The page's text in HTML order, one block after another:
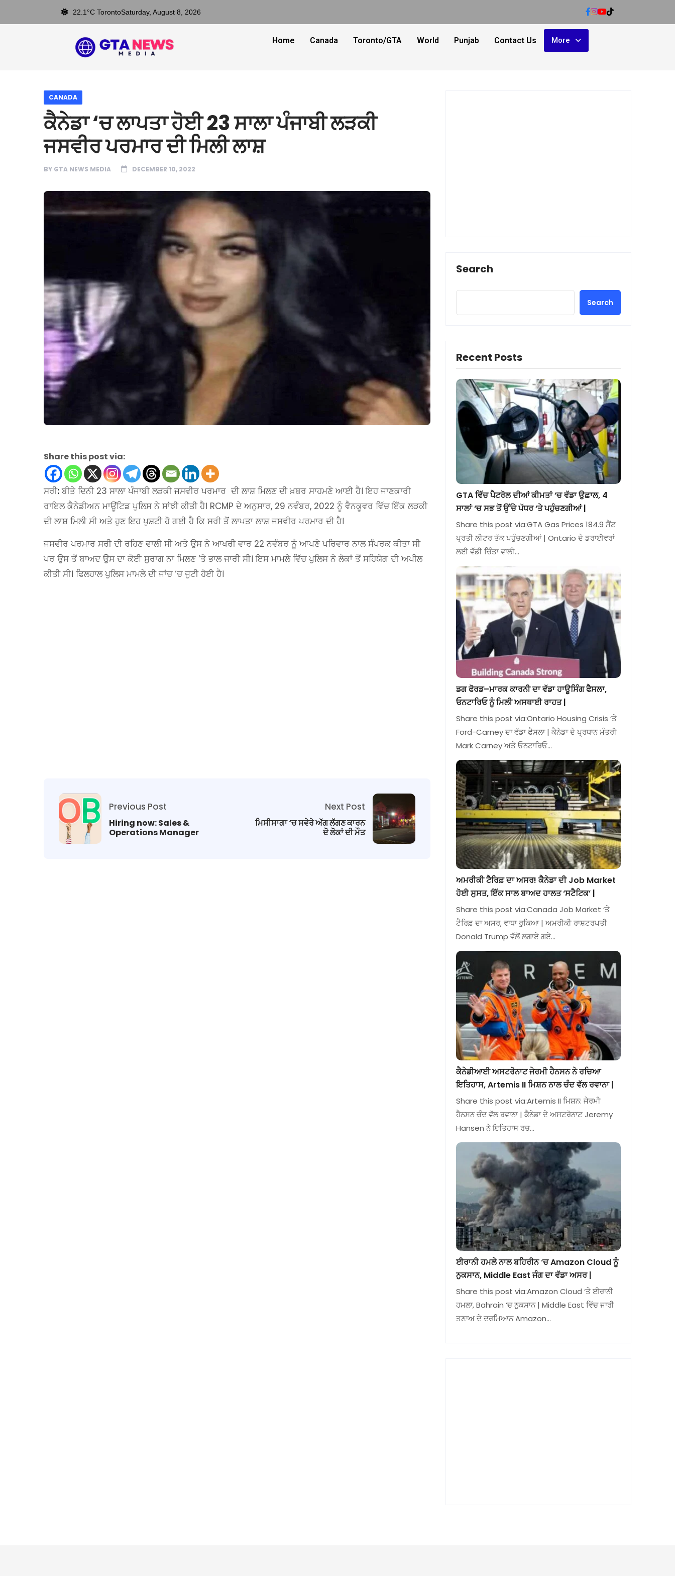
22.1°C TorontoSaturday, August 8, 2026
Home Canada Toronto/GTA World Punjab Contact Us More
CANADA
ਕੈਨੇਡਾ ‘ਚ ਲਾਪਤਾ ਹੋਈ 23 ਸਾਲਾ ਪੰਜਾਬੀ ਲੜਕੀ
ਜਸਵੀਰ ਪਰਮਾਰ ਦੀ ਮਿਲੀ ਲਾਸ਼
BY GTA NEWS MEDIA DECEMBER 10, 2022
Share this post via:
ਸਰੀ:ਬੀਤੇ ਦਿਨੀ 23 ਸਾਲਾ ਪੰਜਾਬੀ ਲੜਕੀ ਜਸਵੀਰ ਪਰਮਾਰ ਦੀ ਲਾਸ਼ ਮਿਲਣ ਦੀ ਖ਼ਬਰ ਸਾਹਮਣੇ ਆਈ ਹੈ। ਇਹ ਜਾਣਕਾਰੀ
ਰਾਇਲ ਕੈਨੇਡੀਅਨ ਮਾਊਂਟਿਡ ਪੁਲਿਸ ਨੇ ਸਾਂਝੀ ਕੀਤੀ ਹੈ। RCMP ਦੇ ਅਨੁਸਾਰ, 29 ਨਵੰਬਰ, 2022 ਨੂੰ ਵੈਨਕੂਵਰ ਵਿੱਚ ਇੱਕ ਲੜਕੀ
ਦੀ ਲਾਸ਼ ਮਿਲੀ ਸੀ ਅਤੇ ਹੁਣ ਇਹ ਪੁਸ਼ਟੀ ਹੋ ​​ਗਈ ਹੈ ਕਿ ਸਰੀ ਤੋਂ ਲਾਪਤਾ ਲਾਸ਼ ਜਸਵੀਰ ਪਰਮਾਰ ਦੀ ਹੈ।
ਜਸਵੀਰ ਪਰਮਾਰ ਸਰੀ ਦੀ ਰਹਿਣ ਵਾਲੀ ਸੀ ਅਤੇ ਉਸ ਨੇ ਆਖਰੀ ਵਾਰ 22 ਨਵੰਬਰ ਨੂੰ ਆਪਣੇ ਪਰਿਵਾਰ ਨਾਲ ਸੰਪਰਕ ਕੀਤਾ ਸੀ
ਪਰ ਉਸ ਤੋਂ ਬਾਅਦ ਉਸ ਦਾ ਕੋਈ ਸੁਰਾਗ ਨਾ ਮਿਲਣ ‘ਤੇ ਭਾਲ ਜਾਰੀ ਸੀ। ਇਸ ਮਾਮਲੇ ਵਿੱਚ ਪੁਲਿਸ ਨੇ ਲੋਕਾਂ ਤੋਂ ਸਹਿਯੋਗ ਦੀ ਅਪੀਲ
ਕੀਤੀ ਸੀ। ਫਿਲਹਾਲ ਪੁਲਿਸ ਮਾਮਲੇ ਦੀ ਜਾਂਚ ‘ਚ ਜੁਟੀ ਹੋਈ ਹੈ।
Previous Post
Hiring now: Sales &
Operations Manager
Next Post
ਮਿਸੀਸਾਗਾ ‘ਚ ਸਵੇਰੇ ਅੱਗ ਲੱਗਣ ਕਾਰਨ
ਦੋ ਲੋਕਾਂ ਦੀ ਮੌਤ
Search
Search
Recent Posts
GTA ਵਿੱਚ ਪੈਟਰੋਲ ਦੀਆਂ ਕੀਮਤਾਂ ‘ਚ ਵੱਡਾ ਉਛਾਲ, 4
ਸਾਲਾਂ ‘ਚ ਸਭ ਤੋਂ ਉੱਚੇ ਪੱਧਰ ‘ਤੇ ਪਹੁੰਚਣਗੀਆਂ |
Share this post via:GTA Gas Prices 184.9 ਸੈਂਟ
ਪ੍ਰਤੀ ਲੀਟਰ ਤੱਕ ਪਹੁੰਚਣਗੀਆਂ | Ontario ਦੇ ਡਰਾਈਵਰਾਂ
ਲਈ ਵੱਡੀ ਚਿੰਤਾ ਵਾਲੀ…
ਡਗ ਫੋਰਡ–ਮਾਰਕ ਕਾਰਨੀ ਦਾ ਵੱਡਾ ਹਾਊਸਿੰਗ ਫੈਸਲਾ,
ਓਨਟਾਰਿਓ ਨੂੰ ਮਿਲੀ ਅਸਥਾਈ ਰਾਹਤ |
Share this post via:Ontario Housing Crisis ‘ਤੇ
Ford-Carney ਦਾ ਵੱਡਾ ਫੈਸਲਾ | ਕੈਨੇਡਾ ਦੇ ਪ੍ਰਧਾਨ ਮੰਤਰੀ
Mark Carney ਅਤੇ ਓਨਟਾਰਿਓ…
ਅਮਰੀਕੀ ਟੈਰਿਫ਼ ਦਾ ਅਸਰ! ਕੈਨੇਡਾ ਦੀ Job Market
ਹੋਈ ਸੁਸਤ, ਇੱਕ ਸਾਲ ਬਾਅਦ ਹਾਲਤ ‘ਸਟੈਟਿਕ’ |
Share this post via:Canada Job Market ‘ਤੇ
ਟੈਰਿਫ਼ ਦਾ ਅਸਰ, ਵਾਧਾ ਰੁਕਿਆ | ਅਮਰੀਕੀ ਰਾਸ਼ਟਰਪਤੀ
Donald Trump ਵੱਲੋਂ ਲਗਾਏ ਗਏ…
ਕੈਨੇਡੀਆਈ ਅਸਟਰੋਨਾਟ ਜੇਰਮੀ ਹੈਨਸਨ ਨੇ ਰਚਿਆ
ਇਤਿਹਾਸ, Artemis II ਮਿਸ਼ਨ ਨਾਲ ਚੰਦ ਵੱਲ ਰਵਾਨਾ |
Share this post via:Artemis II ਮਿਸ਼ਨ: ਜੇਰਮੀ
ਹੈਨਸਨ ਚੰਦ ਵੱਲ ਰਵਾਨਾ | ਕੈਨੇਡਾ ਦੇ ਅਸਟਰੋਨਾਟ Jeremy
Hansen ਨੇ ਇਤਿਹਾਸ ਰਚ…
ਈਰਾਨੀ ਹਮਲੇ ਨਾਲ ਬਹਿਰੀਨ ‘ਚ Amazon Cloud ਨੂੰ
ਨੁਕਸਾਨ, Middle East ਜੰਗ ਦਾ ਵੱਡਾ ਅਸਰ |
Share this post via:Amazon Cloud ‘ਤੇ ਈਰਾਨੀ
ਹਮਲਾ, Bahrain ‘ਚ ਨੁਕਸਾਨ | Middle East ਵਿੱਚ ਜਾਰੀ
ਤਣਾਅ ਦੇ ਦਰਮਿਆਨ Amazon…